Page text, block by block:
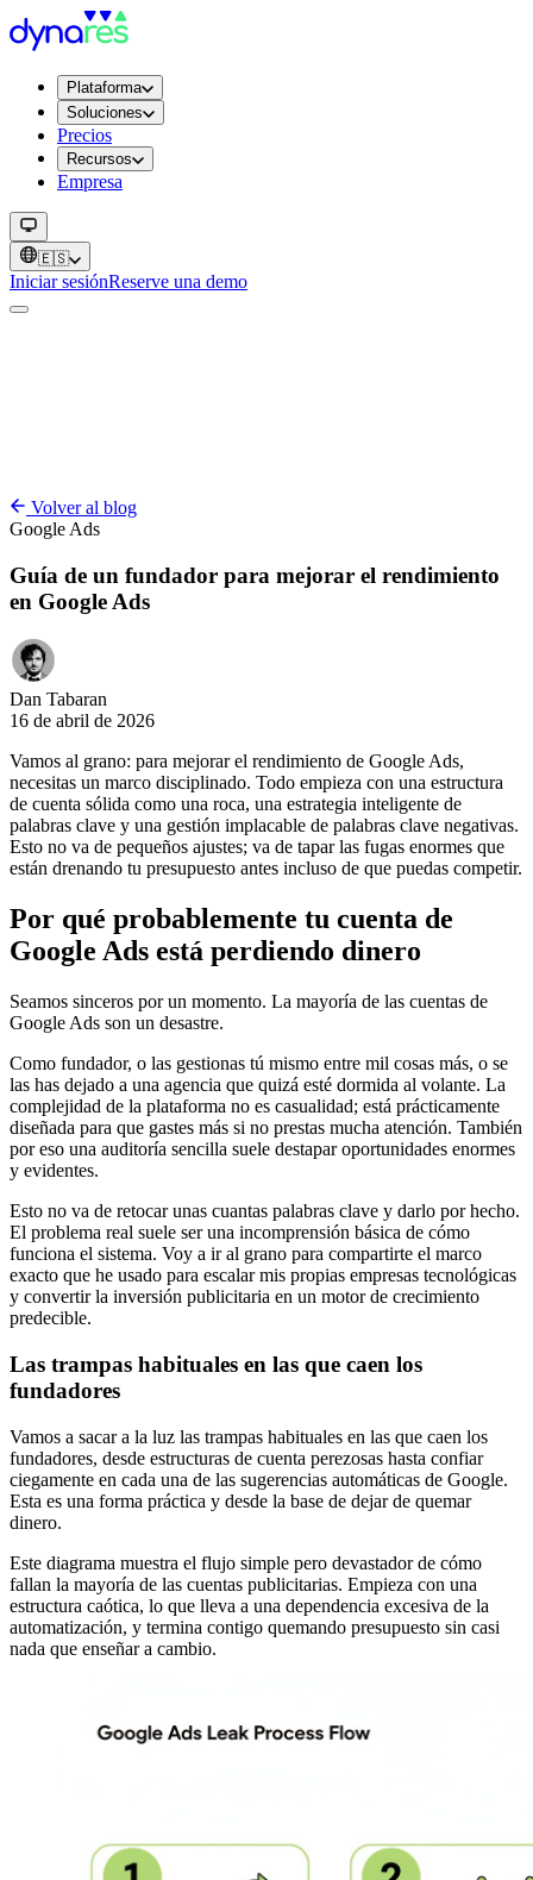
Plataforma
Soluciones
Precios
Recursos
Empresa
🇪🇸
Iniciar sesiónReserve una demo
Volver al blog
Google Ads
Guía de un fundador para mejorar el rendimiento
en Google Ads
Dan Tabaran
16 de abril de 2026
Vamos al grano: para mejorar el rendimiento de Google Ads,
necesitas un marco disciplinado. Todo empieza con una estructura
de cuenta sólida como una roca, una estrategia inteligente de
palabras clave y una gestión implacable de palabras clave negativas.
Esto no va de pequeños ajustes; va de tapar las fugas enormes que
están drenando tu presupuesto antes incluso de que puedas competir.
Por qué probablemente tu cuenta de
Google Ads está perdiendo dinero
Seamos sinceros por un momento. La mayoría de las cuentas de
Google Ads son un desastre.
Como fundador, o las gestionas tú mismo entre mil cosas más, o se
las has dejado a una agencia que quizá esté dormida al volante. La
complejidad de la plataforma no es casualidad; está prácticamente
diseñada para que gastes más si no prestas mucha atención. También
por eso una auditoría sencilla suele destapar oportunidades enormes
y evidentes.
Esto no va de retocar unas cuantas palabras clave y darlo por hecho.
El problema real suele ser una incomprensión básica de cómo
funciona el sistema. Voy a ir al grano para compartirte el marco
exacto que he usado para escalar mis propias empresas tecnológicas
y convertir la inversión publicitaria en un motor de crecimiento
predecible.
Las trampas habituales en las que caen los
fundadores
Vamos a sacar a la luz las trampas habituales en las que caen los
fundadores, desde estructuras de cuenta perezosas hasta confiar
ciegamente en cada una de las sugerencias automáticas de Google.
Esta es una forma práctica y desde la base de dejar de quemar
dinero.
Este diagrama muestra el flujo simple pero devastador de cómo
fallan la mayoría de las cuentas publicitarias. Empieza con una
estructura caótica, lo que lleva a una dependencia excesiva de la
automatización, y termina contigo quemando presupuesto sin casi
nada que enseñar a cambio.